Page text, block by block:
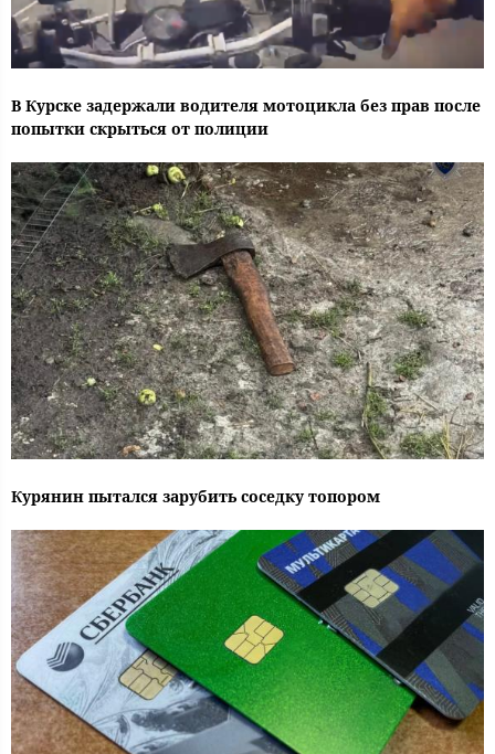
В Курске задержали водителя мотоцикла без прав после
попытки скрыться от полиции
Курянин пытался зарубить соседку топором